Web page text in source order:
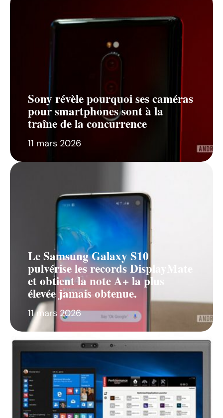
Sony révèle pourquoi ses caméras
pour smartphones sont à la
traîne de la concurrence
11 mars 2026
Le Samsung Galaxy S10
pulvérise les records DisplayMate
et obtient la note A+ la plus
élevée jamais obtenue.
11 mars 2026